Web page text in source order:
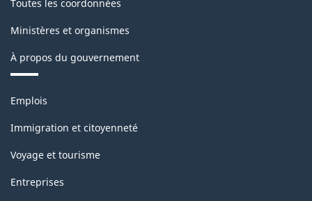
Toutes les coordonnées
Ministères et organismes
À propos du gouvernement
Thèmes
sujets
Emplois
Immigration et citoyenneté
Voyage et tourisme
Entreprises